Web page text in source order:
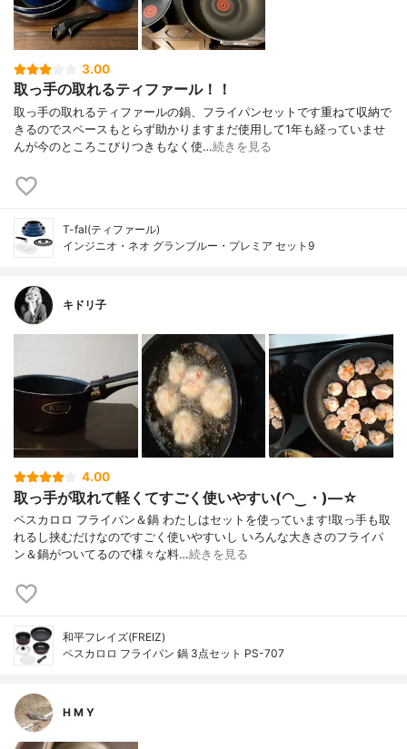
3.00
取っ手の取れるティファール！！
取っ手の取れるティファールの鍋、フライパンセットです重ねて収納で
きるのでスペースもとらず助かりますまだ使用して1年も経っていませ
んが今のところこびりつきもなく使…続きを見る
T-fal(ティファール)
インジニオ・ネオ グランブルー・プレミア セット9
キドリ子
4.00
取っ手が取れて軽くてすごく使いやすい(◠‿・)—☆
ペスカロロ フライパン＆鍋 わたしはセットを使っています!取っ手も取
れるし挟むだけなのですごく使いやすいし いろんな大きさのフライパ
ン＆鍋がついてるので様々な料…続きを見る
和平フレイズ(FREIZ)
ペスカロロ フライパン 鍋 3点セット PS-707
H M Y